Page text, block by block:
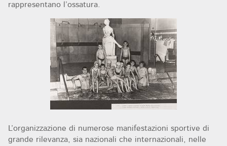
rappresentano l’ossatura.
L’organizzazione di numerose manifestazioni sportive di
grande rilevanza, sia nazionali che internazionali, nelle